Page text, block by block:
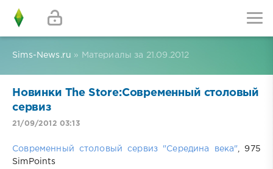
Sims-News.ru » Материалы за 21.09.2012
Новинки The Store:Современный столовый
сервиз
21/09/2012 03:13
Современный столовый сервиз "Середина века"
, 975
SimPoints